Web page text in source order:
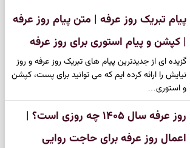
پیام تبریک روز عرفه | متن پیام روز عرفه
| کپشن و پیام استوری برای روز عرفه
گزیده ای از جدیدترین پیام های تبریک روز عرفه و روز
نیایش را ارائه کرده ایم که می توانید برای پست، کپشن
و استوری…
روز عرفه سال ۱۴۰۵ چه روزی است؟ |
اعمال روز عرفه برای حاجت روایی